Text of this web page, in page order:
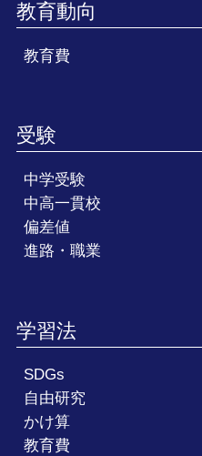
教育動向
教育費
受験
中学受験
中高一貫校
偏差値
進路・職業
学習法
SDGs
自由研究
かけ算
教育費